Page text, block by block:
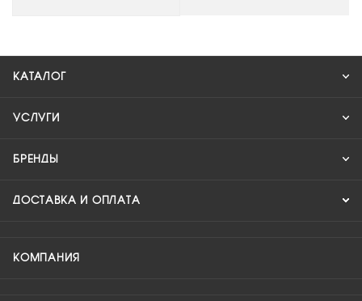
КАТАЛОГ
УСЛУГИ
БРЕНДЫ
ДОСТАВКА И ОПЛАТА
КОМПАНИЯ